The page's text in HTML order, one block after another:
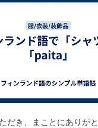
だき、まことにありが